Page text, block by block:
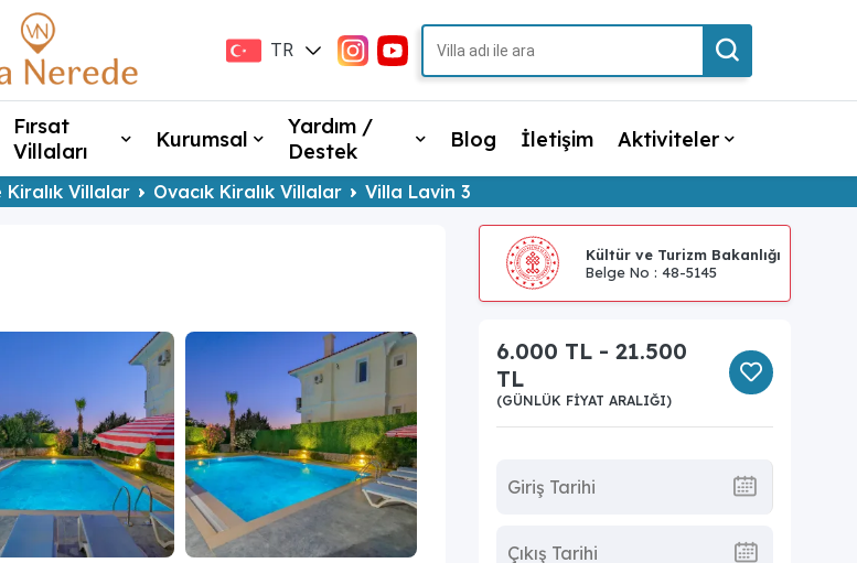
TR
EN
Fırsat
Villaları
Kurumsal
Yardım /
Destek
Blog İletişim Aktiviteler
Kiralık Villalar Ovacık Kiralık Villalar Villa Lavin 3
Kültür ve Turizm Bakanlığı
Belge No : 48-5145
6.000 TL - 21.500
TL
(GÜNLÜK FIYAT ARALIĞI)